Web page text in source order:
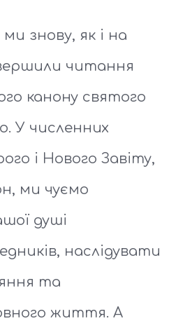
знову, як і на
читання
канону святого
У численних
і Нового Завіту,
ми чуємо
душі
наслідувати
та
життя. А